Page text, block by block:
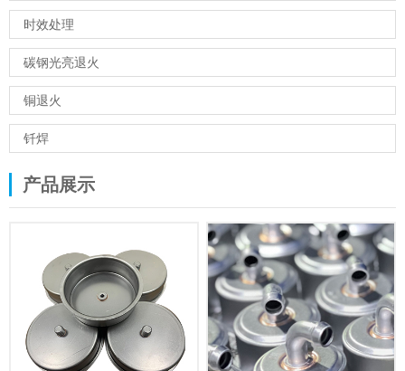
时效处理
碳钢光亮退火
铜退火
钎焊
产品展示